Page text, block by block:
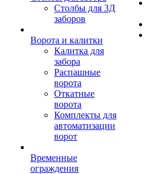
Столбы для 3Д
заборов
Ворота и калитки
Калитка для
забора
Распашные
ворота
Откатные
ворота
Комплекты для
автоматизации
ворот
Временные
ограждения